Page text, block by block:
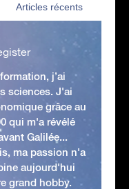
Articles récents
j’ai
sciences. J'ai
grâce au
qui m'a révélé
Galilée...
ma passion n'a
aujourd'hui
grand hobby.